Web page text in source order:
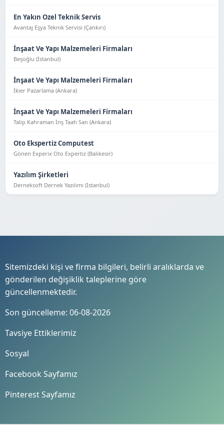
En Yakın Ozel Teknik Servis
Avantaj Eşya Tekni̇k Servi̇si̇ (Çankırı)
İnşaat Ve Yapı Malzemeleri Firmaları
Beşoğlu (İstanbul)
İnşaat Ve Yapı Malzemeleri Firmaları
İkier Pazarlama (Ankara)
İnşaat Ve Yapı Malzemeleri Firmaları
Talip Kahraman İnş Taah San (Ankara)
Oto Ekspertiz Computest
Gönen Experix Oto Expertiz (Balıkesir)
Yazılım Şirketleri
Derneksoft Dernek Yazılımı (İstanbul)
Sitemizdeki kişi ve firma bilgileri, belirli aralıklarda ve
gönderilen değişiklik taleplerine göre
güncellenmektedir.
Son güncelleme: 06-08-2026
Tavsiye Ettiklerimiz
Sosyal
Facebook Sayfamız
Pinterest Sayfamız